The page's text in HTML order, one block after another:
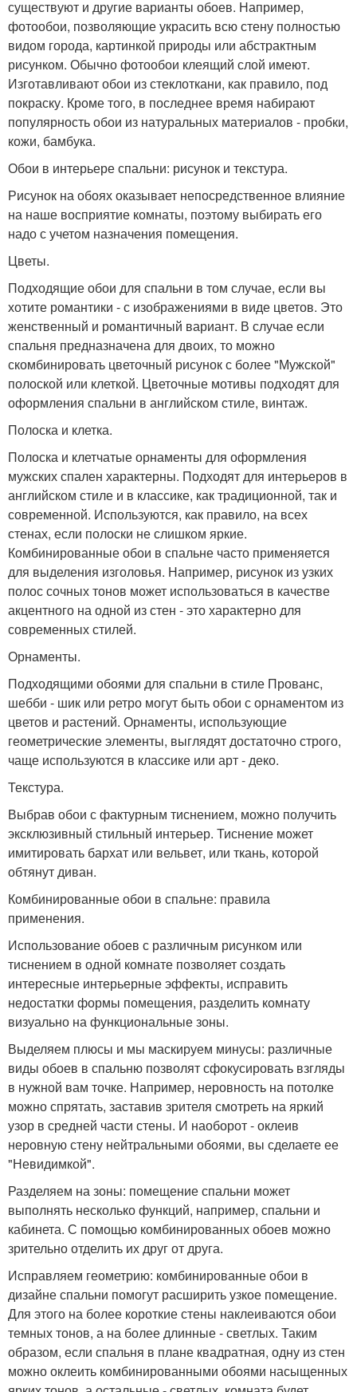
существуют и другие варианты обоев. Например,
фотообои, позволяющие украсить всю стену полностью
видом города, картинкой природы или абстрактным
рисунком. Обычно фотообои клеящий слой имеют.
Изготавливают обои из стеклоткани, как правило, под
покраску. Кроме того, в последнее время набирают
популярность обои из натуральных материалов - пробки,
кожи, бамбука.
Обои в интерьере спальни: рисунок и текстура.
Рисунок на обоях оказывает непосредственное влияние
на наше восприятие комнаты, поэтому выбирать его
надо с учетом назначения помещения.
Цветы.
Подходящие обои для спальни в том случае, если вы
хотите романтики - с изображениями в виде цветов. Это
женственный и романтичный вариант. В случае если
спальня предназначена для двоих, то можно
скомбинировать цветочный рисунок с более "Мужской"
полоской или клеткой. Цветочные мотивы подходят для
оформления спальни в английском стиле, винтаж.
Полоска и клетка.
Полоска и клетчатые орнаменты для оформления
мужских спален характерны. Подходят для интерьеров в
английском стиле и в классике, как традиционной, так и
современной. Используются, как правило, на всех
стенах, если полоски не слишком яркие.
Комбинированные обои в спальне часто применяется
для выделения изголовья. Например, рисунок из узких
полос сочных тонов может использоваться в качестве
акцентного на одной из стен - это характерно для
современных стилей.
Орнаменты.
Подходящими обоями для спальни в стиле Прованс,
шебби - шик или ретро могут быть обои с орнаментом из
цветов и растений. Орнаменты, использующие
геометрические элементы, выглядят достаточно строго,
чаще используются в классике или арт - деко.
Текстура.
Выбрав обои с фактурным тиснением, можно получить
эксклюзивный стильный интерьер. Тиснение может
имитировать бархат или вельвет, или ткань, которой
обтянут диван.
Комбинированные обои в спальне: правила
применения.
Использование обоев с различным рисунком или
тиснением в одной комнате позволяет создать
интересные интерьерные эффекты, исправить
недостатки формы помещения, разделить комнату
визуально на функциональные зоны.
Выделяем плюсы и мы маскируем минусы: различные
виды обоев в спальню позволят сфокусировать взгляды
в нужной вам точке. Например, неровность на потолке
можно спрятать, заставив зрителя смотреть на яркий
узор в средней части стены. И наоборот - оклеив
неровную стену нейтральными обоями, вы сделаете ее
"Невидимкой".
Разделяем на зоны: помещение спальни может
выполнять несколько функций, например, спальни и
кабинета. С помощью комбинированных обоев можно
зрительно отделить их друг от друга.
Исправляем геометрию: комбинированные обои в
дизайне спальни помогут расширить узкое помещение.
Для этого на более короткие стены наклеиваются обои
темных тонов, а на более длинные - светлых. Таким
образом, если спальня в плане квадратная, одну из стен
можно оклеить комбинированными обоями насыщенных